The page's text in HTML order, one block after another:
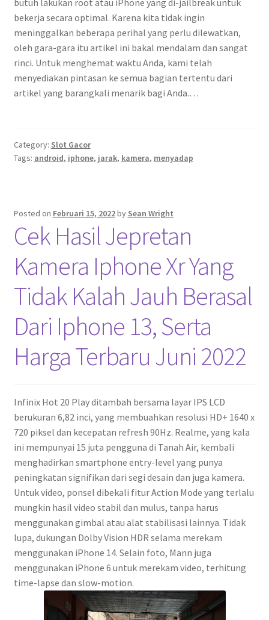
bekerja secara optimal. Karena kita tidak ingin
meninggalkan beberapa perihal yang perlu dilewatkan,
oleh gara-gara itu artikel ini bakal mendalam dan sangat
rinci. Untuk menghemat waktu Anda, kami telah
menyediakan pintasan ke semua bagian tertentu dari
artikel yang barangkali menarik bagi Anda.…
Category: Slot Gacor
Tags: android, iphone, jarak, kamera, menyadap
Posted on Februari 15, 2022by Sean Wright
Cek Hasil Jepretan
Kamera Iphone Xr Yang
Tidak Kalah Jauh Berasal
Dari Iphone 13, Serta
Harga Terbaru Juni 2022
Infinix Hot 20 Play ditambah bersama layar IPS LCD
berukuran 6,82 inci, yang membuahkan resolusi HD+ 1640 x
720 piksel dan kecepatan refresh 90Hz. Realme, yang kala
ini mempunyai 15 juta pengguna di Tanah Air, kembali
menghadirkan smartphone entry-level yang punya
peningkatan signifikan dari segi desain dan juga kamera.
Untuk video, ponsel dibekali fitur Action Mode yang terlalu
mungkin hasil video stabil dan mulus, tanpa harus
menggunakan gimbal atau alat stabilisasi lainnya. Tidak
lupa, dukungan Dolby Vision HDR selama merekam
menggunakan iPhone 14. Selain foto, Mann juga
menggunakan iPhone 6 untuk merekam video, terhitung
time-lapse dan slow-motion.